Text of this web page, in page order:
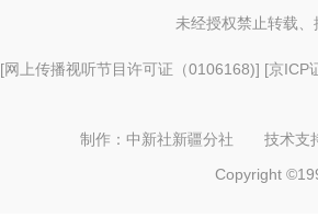
未经授权禁止转载
[网上传播视听节目许可证（0106168)] [京ICP
制作：中新社新疆分社 技术
Copyright